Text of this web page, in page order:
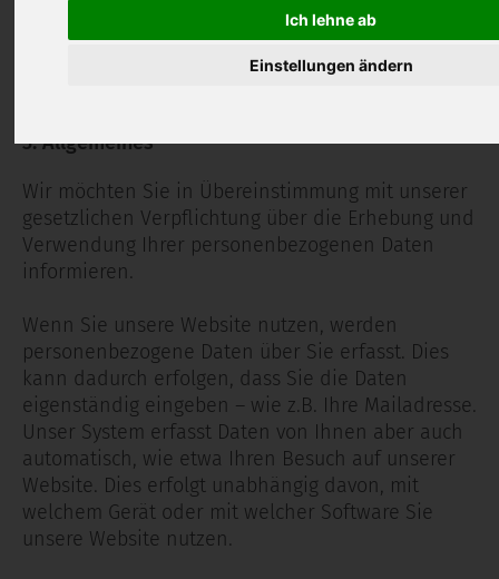
Ich lehne ab
Einstellungen ändern
ds.sbw@sbw-vogtlandkreis.de
3. Allgemeines
Wir möchten Sie in Übereinstimmung mit unserer
gesetzlichen Verpflichtung über die Erhebung und
Verwendung Ihrer personenbezogenen Daten
informieren.
Wenn Sie unsere Website nutzen, werden
personenbezogene Daten über Sie erfasst. Dies
kann dadurch erfolgen, dass Sie die Daten
eigenständig eingeben – wie z.B. Ihre Mailadresse.
Unser System erfasst Daten von Ihnen aber auch
automatisch, wie etwa Ihren Besuch auf unserer
Website. Dies erfolgt unabhängig davon, mit
welchem Gerät oder mit welcher Software Sie
unsere Website nutzen.